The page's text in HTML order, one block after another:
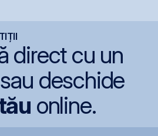
direct cu un
deschide
online.